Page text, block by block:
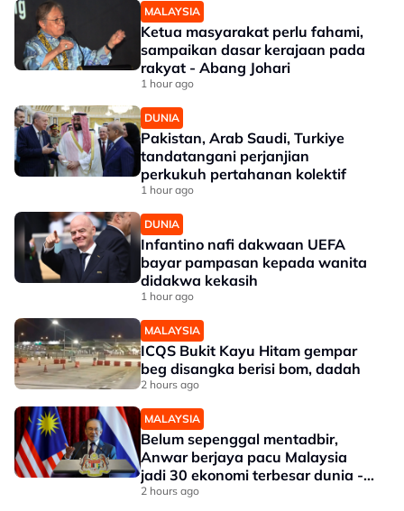
MALAYSIA
Ketua masyarakat perlu fahami,
sampaikan dasar kerajaan pada
rakyat - Abang Johari
1 hour ago
DUNIA
Pakistan, Arab Saudi, Turkiye
tandatangani perjanjian
perkukuh pertahanan kolektif
1 hour ago
DUNIA
Infantino nafi dakwaan UEFA
bayar pampasan kepada wanita
didakwa kekasih
1 hour ago
MALAYSIA
ICQS Bukit Kayu Hitam gempar
beg disangka berisi bom, dadah
2 hours ago
MALAYSIA
Belum sepenggal mentadbir,
Anwar berjaya pacu Malaysia
jadi 30 ekonomi terbesar dunia -
Penganalisis
2 hours ago